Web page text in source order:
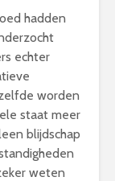
hadden
echter
worden
staat meer
blijdschap
weten